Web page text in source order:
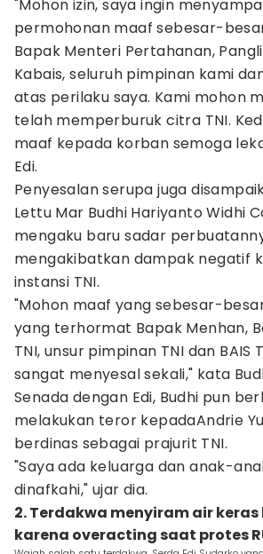
"Mohon izin, saya ingin
permohonan maaf sebesar-
Bapak Menteri Pertahanan,
Kabais, seluruh pimpinan kami
atas perilaku saya. Kami mohon
telah memperburuk citra TNI.
maaf kepada korban semoga
Edi.
Penyesalan serupa juga
Lettu Mar Budhi Hariyanto Widhi
mengaku baru sadar
mengakibatkan dampak negatif
instansi TNI.
"Mohon maaf yang sebesar-
yang terhormat Bapak Menhan,
TNI, unsur pimpinan TNI dan BAIS
sangat menyesal sekali," kata
Senada dengan Edi, Budhi pun
melakukan teror kepadaAndrie
berdinas sebagai prajurit TNI.
"Saya ada keluarga dan anak-
dinafkahi," ujar dia.
2. Terdakwa menyiram air keras
karena overacting saat protes